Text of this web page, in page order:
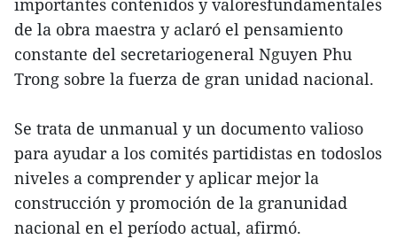
importantes contenidos y valoresfundamentales
de la obra maestra y aclaró el pensamiento
constante del secretariogeneral Nguyen Phu
Trong sobre la fuerza de gran unidad nacional.
Se trata de unmanual y un documento valioso
para ayudar a los comités partidistas en todoslos
niveles a comprender y aplicar mejor la
construcción y promoción de la granunidad
nacional en el período actual, afirmó.